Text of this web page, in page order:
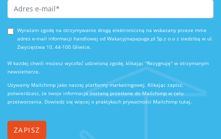
Email Address*
Wyrażam zgodę na otrzymywanie drogą elektroniczną na wskazany przeze mnie
adres e-mail informacji handlowej od Wakacyjnapapuga.pl Sp.z o.o z siedzibą w ul.
Zwycięstwa 10, 44-100 Gliwice.
W każdej chwili możesz wycofać udzieloną zgodę, klikając "Rezygnuję" w otrzymanym
newsletterze.
Używamy Mailchimp jako naszej platformy marketingowej. Klikając zapisz,
potwierdzasz, że twoje informacje zostaną przesłane do Mailchimp w celu
przetworzenia. Dowiedz się więcej o praktykach prywatności Mailchimp tutaj.